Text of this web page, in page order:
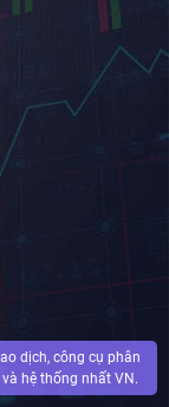
dịch, công cụ phân
hệ thống nhất VN.